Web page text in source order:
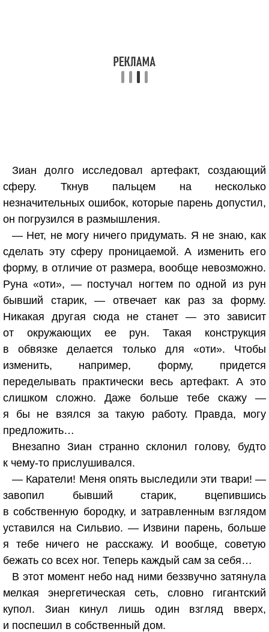
Зиан долго исследовал артефакт, создающий
сферу. Ткнув пальцем на несколько
незначительных ошибок, которые парень допустил,
он погрузился в размышления.
— Нет, не могу ничего придумать. Я не знаю, как
сделать эту сферу проницаемой. А изменить его
форму, в отличие от размера, вообще невозможно.
Руна «оти», — постучал ногтем по одной из рун
бывший старик, — отвечает как раз за форму.
Никакая другая сюда не станет — это зависит
от окружающих ее рун. Такая конструкция
в обвязке делается только для «оти». Чтобы
изменить, например, форму, придется
переделывать практически весь артефакт. А это
слишком сложно. Даже больше тебе скажу —
я бы не взялся за такую работу. Правда, могу
предложить…
Внезапно Зиан странно склонил голову, будто
к чему-то прислушивался.
— Каратели! Меня опять выследили эти твари! —
завопил бывший старик, вцепившись
в собственную бородку, и затравленным взглядом
уставился на Сильвио. — Извини парень, больше
я тебе ничего не расскажу. И вообще, советую
бежать со всех ног. Теперь каждый сам за себя…
В этот момент небо над ними беззвучно затянула
мелкая энергетическая сеть, словно гигантский
купол. Зиан кинул лишь один взгляд вверх,
и поспешил в собственный дом.